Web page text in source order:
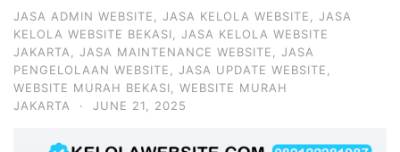
JASA ADMIN WEBSITE, JASA KELOLA WEBSITE, JASA
KELOLA WEBSITE BEKASI, JASA KELOLA WEBSITE
JAKARTA, JASA MAINTENANCE WEBSITE, JASA
PENGELOLAAN WEBSITE, JASA UPDATE WEBSITE,
WEBSITE MURAH BEKASI, WEBSITE MURAH
JAKARTA
· JUNE 21, 2025